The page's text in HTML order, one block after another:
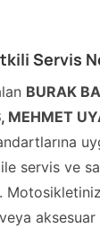
Servis
BURAK
MEHMET
servis ve
veya